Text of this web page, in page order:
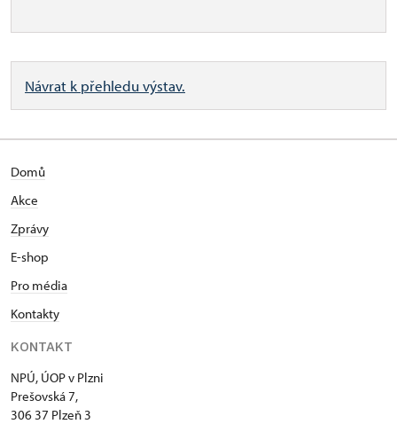
Návrat k přehledu výstav.
Domů
Akce
Zprávy
E-shop
Pro média
Kontakty
KONTAKT
NPÚ, ÚOP v Plzni
Prešovská 7,
306 37 Plzeň 3